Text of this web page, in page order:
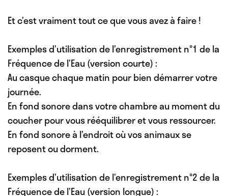
Et c’est vraiment tout ce que vous avez à faire !
Exemples d’utilisation de l’enregistrement n°1 de la
Fréquence de l’Eau (version courte) :
Au casque chaque matin pour bien démarrer votre
journée.
En fond sonore dans votre chambre au moment du
coucher pour vous rééquilibrer et vous ressourcer.
En fond sonore à l’endroit où vos animaux se
reposent ou dorment.
Exemples d’utilisation de l’enregistrement n°2 de la
Fréquence de l’Eau (version longue) :